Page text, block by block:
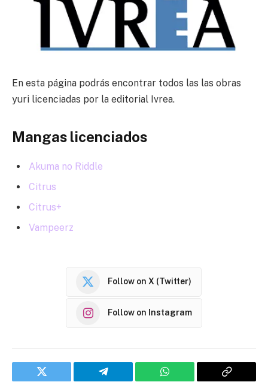
En esta página podrás encontrar todos las las obras
yuri licenciadas por la editorial Ivrea.
Mangas licenciados
Akuma no Riddle
Citrus
Citrus+
Vampeerz
Follow on X (Twitter)
Follow on Instagram
Twitter Telegram WhatsApp
Copy